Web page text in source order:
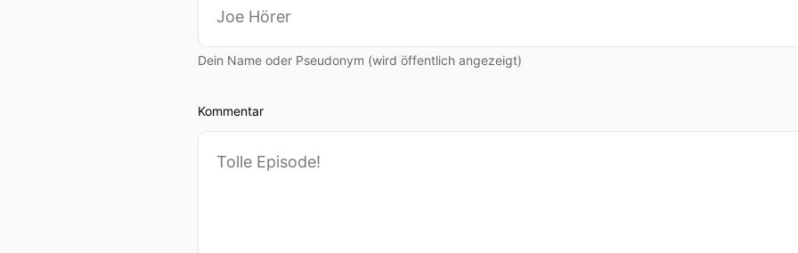
Dein Name oder Pseudonym (wird öffentlich angezeigt)
Kommentar